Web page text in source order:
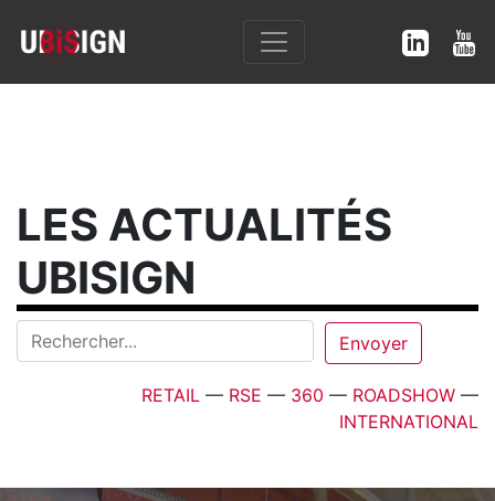
LES ACTUALITÉS
UBISIGN
RETAIL — RSE — 360 — ROADSHOW —
INTERNATIONAL